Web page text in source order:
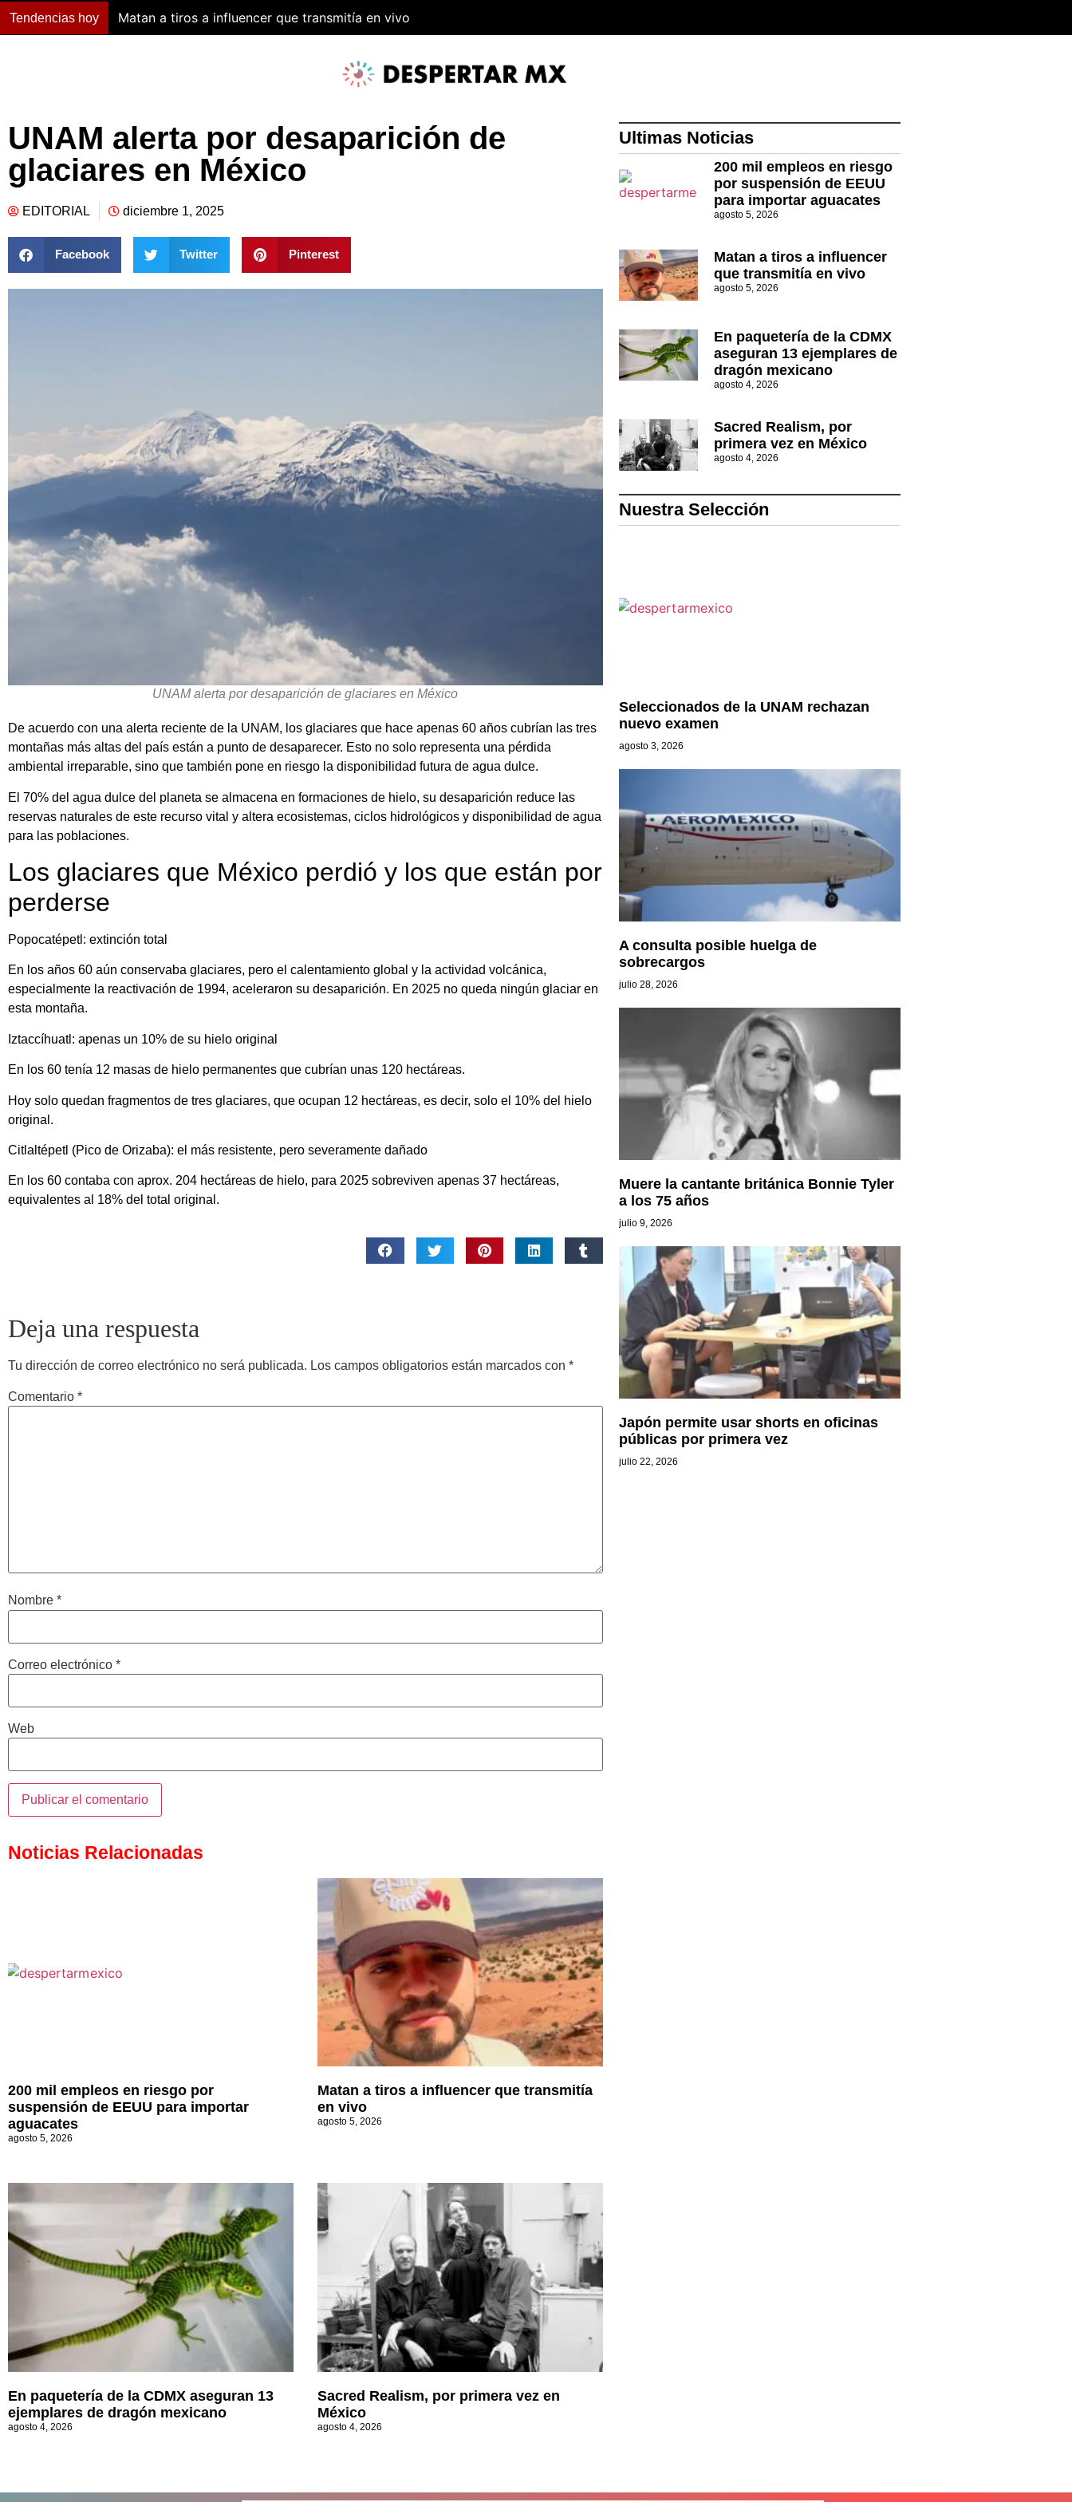
Tendencias hoy Matan a tiros a influencer que transmitía en vivo
UNAM alerta por desaparición de
glaciares en México
EDITORIAL diciembre 1, 2025
Facebook Twitter Pinterest
UNAM alerta por desaparición de glaciares en México
De acuerdo con una alerta reciente de la UNAM, los glaciares que hace apenas 60 años cubrían las tres
montañas más altas del país están a punto de desaparecer. Esto no solo representa una pérdida
ambiental irreparable, sino que también pone en riesgo la disponibilidad futura de agua dulce.
El 70% del agua dulce del planeta se almacena en formaciones de hielo, su desaparición reduce las
reservas naturales de este recurso vital y altera ecosistemas, ciclos hidrológicos y disponibilidad de agua
para las poblaciones.
Los glaciares que México perdió y los que están por
perderse
Popocatépetl: extinción total
En los años 60 aún conservaba glaciares, pero el calentamiento global y la actividad volcánica,
especialmente la reactivación de 1994, aceleraron su desaparición. En 2025 no queda ningún glaciar en
esta montaña.
Iztaccíhuatl: apenas un 10% de su hielo original
En los 60 tenía 12 masas de hielo permanentes que cubrían unas 120 hectáreas.
Hoy solo quedan fragmentos de tres glaciares, que ocupan 12 hectáreas, es decir, solo el 10% del hielo
original.
Citlaltépetl (Pico de Orizaba): el más resistente, pero severamente dañado
En los 60 contaba con aprox. 204 hectáreas de hielo, para 2025 sobreviven apenas 37 hectáreas,
equivalentes al 18% del total original.
Deja una respuesta
Tu dirección de correo electrónico no será publicada. Los campos obligatorios están marcados con *
Comentario *
Nombre *
Correo electrónico *
Web
Noticias Relacionadas
200 mil empleos en riesgo por
suspensión de EEUU para importar
aguacates
agosto 5, 2026
Matan a tiros a influencer que transmitía
en vivo
agosto 5, 2026
En paquetería de la CDMX aseguran 13
ejemplares de dragón mexicano
agosto 4, 2026
Sacred Realism, por primera vez en
México
agosto 4, 2026
Ultimas Noticias
200 mil empleos en riesgo
por suspensión de EEUU
para importar aguacates
agosto 5, 2026
Matan a tiros a influencer
que transmitía en vivo
agosto 5, 2026
En paquetería de la CDMX
aseguran 13 ejemplares de
dragón mexicano
agosto 4, 2026
Sacred Realism, por
primera vez en México
agosto 4, 2026
Nuestra Selección
Seleccionados de la UNAM rechazan
nuevo examen
agosto 3, 2026
A consulta posible huelga de
sobrecargos
julio 28, 2026
Muere la cantante británica Bonnie Tyler
a los 75 años
julio 9, 2026
Japón permite usar shorts en oficinas
públicas por primera vez
julio 22, 2026